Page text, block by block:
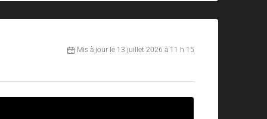
Mis à jour le 13 juillet 2026 à 11 h 15